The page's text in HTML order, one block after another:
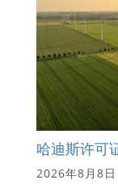
哈迪斯许可
2026年8月8日